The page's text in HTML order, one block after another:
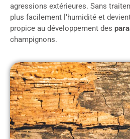
agressions extérieures. Sans
plus facilement l’humidité et
propice au développement des
champignons.